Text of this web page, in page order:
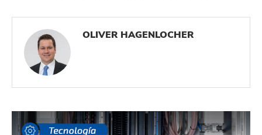
OLIVER HAGENLOCHER